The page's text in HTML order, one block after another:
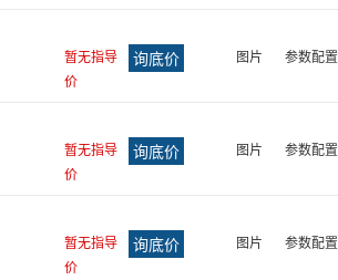
暂无指导
价
图片 参数配置
暂无指导
价
图片 参数配置
暂无指导
价
图片 参数配置